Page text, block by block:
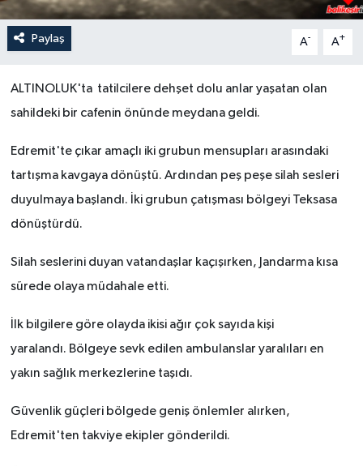
Paylaş A- A+
ALTINOLUK'ta tatilcilere dehşet dolu anlar yaşatan olan
sahildeki bir cafenin önünde meydana geldi.
Edremit'te çıkar amaçlı iki grubun mensupları arasındaki
tartışma kavgaya dönüştü. Ardından peş peşe silah sesleri
duyulmaya başlandı. İki grubun çatışması bölgeyi Teksasa
dönüştürdü.
Silah seslerini duyan vatandaşlar kaçışırken, Jandarma kısa
sürede olaya müdahale etti.
İlk bilgilere göre olayda ikisi ağır çok sayıda kişi
yaralandı. Bölgeye sevk edilen ambulanslar yaralıları en
yakın sağlık merkezlerine taşıdı.
Güvenlik güçleri bölgede geniş önlemler alırken,
Edremit'ten takviye ekipler gönderildi.